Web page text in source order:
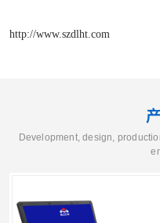
http://www.szdlht.com
Development, design,